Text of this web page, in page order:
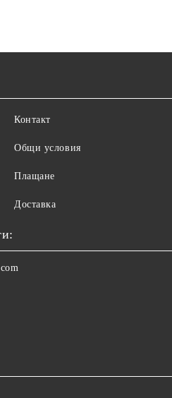
Контакт
Общи условия
Плащане
Доставка